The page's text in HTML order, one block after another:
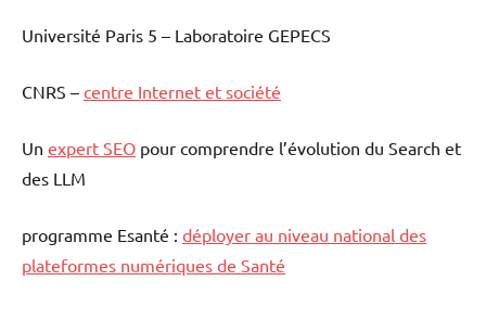
Université Paris 5 – Laboratoire GEPECS
CNRS – centre Internet et société
Un expert SEO pour comprendre l’évolution du Search et
des LLM
programme Esanté : déployer au niveau national des
plateformes numériques de Santé